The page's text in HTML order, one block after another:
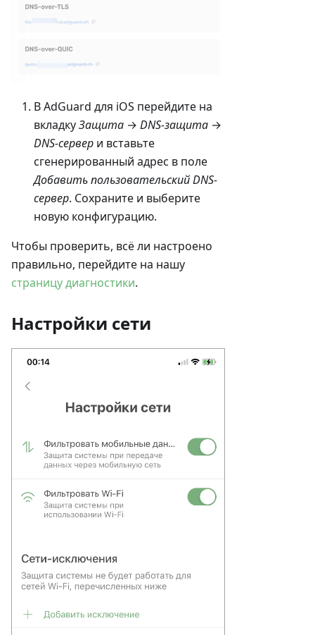
В AdGuard для iOS перейдите на
вкладкуЗащита → DNS-защита →
DNS-сервер и вставьте
сгенерированный адрес в поле
Добавить пользовательский DNS-
сервер. Сохраните и выберите
новую конфигурацию.
Чтобы проверить, всё ли настроено
правильно, перейдите на нашу
страницу диагностики.
Настройки сети